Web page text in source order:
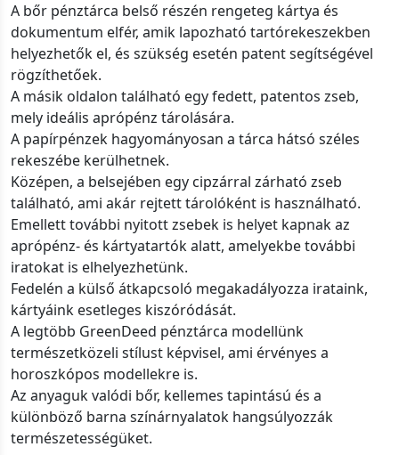
A bőr pénztárca belső részén rengeteg kártya és
dokumentum elfér, amik lapozható tartórekeszekben
helyezhetők el, és szükség esetén patent segítségével
rögzíthetőek.
A másik oldalon található egy fedett, patentos zseb,
mely ideális aprópénz tárolására.
A papírpénzek hagyományosan a tárca hátsó széles
rekeszébe kerülhetnek.
Középen, a belsejében egy cipzárral zárható zseb
található, ami akár rejtett tárolóként is használható.
Emellett további nyitott zsebek is helyet kapnak az
aprópénz- és kártyatartók alatt, amelyekbe további
iratokat is elhelyezhetünk.
Fedelén a külső átkapcsoló megakadályozza irataink,
kártyáink esetleges kiszóródását.
A legtöbb GreenDeed pénztárca modellünk
természetközeli stílust képvisel, ami érvényes a
horoszkópos modellekre is.
Az anyaguk valódi bőr, kellemes tapintású és a
különböző barna színárnyalatok hangsúlyozzák
természetességüket.